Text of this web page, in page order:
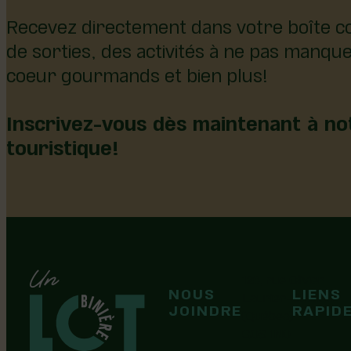
Recevez directement dans votre boîte
de sorties, des activités à ne pas
coeur gourmands et bien plus!
Inscrivez-vous dès maintenant à
touristique!
NOUS
JOINDRE
Laurier-Station
(Québec)
LIENS